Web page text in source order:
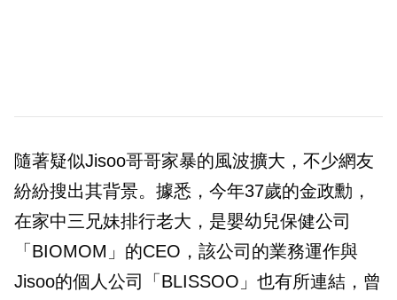
隨著疑似Jisoo哥哥家暴的風波擴大，不少網友
紛紛搜出其背景。據悉，今年37歲的金政勳，
在家中三兄妹排行老大，是嬰幼兒保健公司
「BIOMOM」的CEO，該公司的業務運作與
Jisoo的個人公司「BLISSOO」也有所連結，曾